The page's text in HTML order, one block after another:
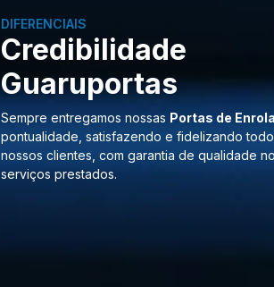
DIFERENCIAIS
Credibilidade
Guaruportas
Sempre entregamos nossas Portas de
pontualidade, satisfazendo e fidelizando
nossos clientes, com garantia de qualidade
serviços prestados.